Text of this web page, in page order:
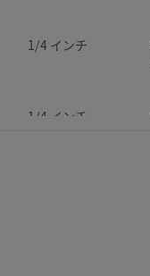
1/4 インチ
1/4 インチ